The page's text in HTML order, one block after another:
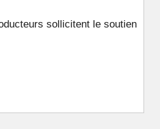
sollicitent le soutien